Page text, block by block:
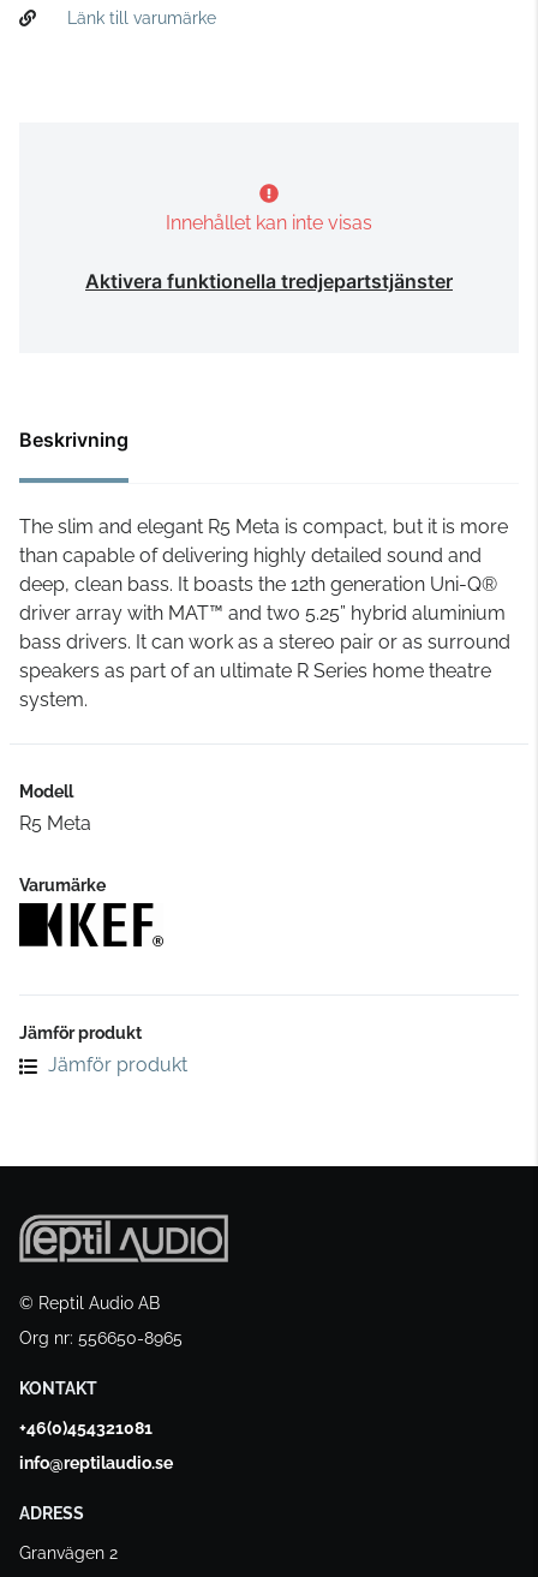
Länk till varumärke
Innehållet kan inte visas
Aktivera funktionella tredjepartstjänster
Beskrivning
The slim and elegant R5 Meta is compact, but it is more
than capable of delivering highly detailed sound and
deep, clean bass. It boasts the 12th generation Uni-Q®
driver array with MAT™ and two 5.25” hybrid aluminium
bass drivers. It can work as a stereo pair or as surround
speakers as part of an ultimate R Series home theatre
system.
Modell
R5 Meta
Varumärke
Jämför produkt
Jämför produkt
© Reptil Audio AB
Org nr: 556650-8965
KONTAKT
+46(0)454321081
info@reptilaudio.se
ADRESS
Granvägen 2